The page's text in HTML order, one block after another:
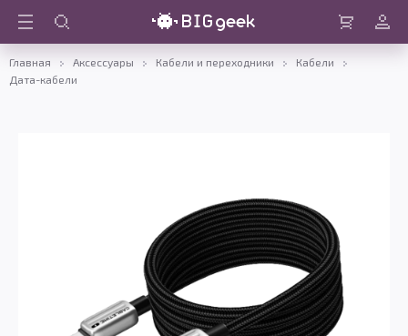
Войти
Главная Аксессуары Кабели и переходники
Кабели
Дата-кабели